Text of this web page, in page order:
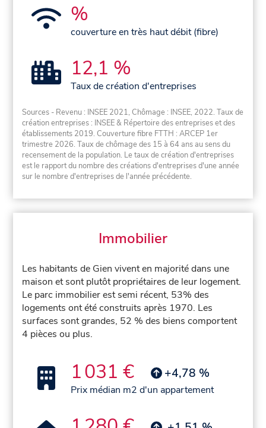
%
couverture en très haut débit (fibre)
12,1 %
Taux de création d'entreprises
Sources - Revenu : INSEE 2021, Chômage : INSEE, 2022. Taux de
création entreprises : INSEE & Répertoire des entreprises et des
établissements 2019. Couverture fibre FTTH : ARCEP 1er
trimestre 2026. Taux de chômage des 15 à 64 ans au sens du
recensement de la population. Le taux de création d'entreprises
est le rapport du nombre des créations d'entreprises d'une année
sur le nombre d'entreprises de l'année précédente.
Immobilier
Les habitants de Gien vivent en majorité dans une
maison et sont plutôt propriétaires de leur logement.
Le parc immobilier est semi récent, 53% des
logements ont été construits après 1970. Les
surfaces sont grandes, 52 % des biens comportent
4 pièces ou plus.
1 031 € +4,78 %
Prix médian m2 d'un appartement